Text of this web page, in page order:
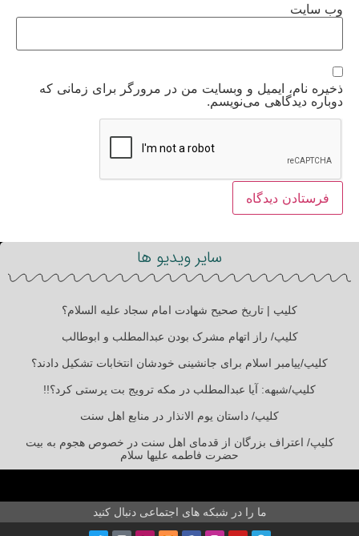
وب‌ سایت
ذخیره نام، ایمیل و وبسایت من در مرورگر برای زمانی که
دوباره دیدگاهی می‌نویسم.
سایر ویدیو ها
کلیپ | تاریخ صحیح شهادت امام سجاد علیه السلام؟
کلیپ/ راز اتهام مشرک بودن عبدالمطلب و ابوطالب
کلیپ/پیامبر اسلام برای جانشینی خودشان انتخابات تشکیل دادند؟
کلیپ/شبهه: آیا عبدالمطلب در مکه ترویج بت پرستی کرد؟!!
کلیپ/ داستان یوم الانذار در منابع اهل سنت
کلیپ/ اعتراف بزرگان از قدمای اهل سنت در خصوص هجوم به بیت
حضرت فاطمه علیها سلام
ما را در شبکه های اجتماعی دنبال کنید